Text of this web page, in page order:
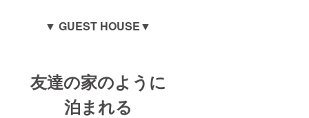
▼ GUEST HOUSE▼
友達の家のように
泊まれる